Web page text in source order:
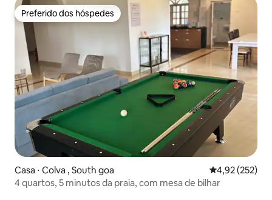
Preferido dos hóspedes
Preferido dos hóspedes
Casa ⋅ Colva , South goa 4,92 de uma
4,92 (252)
4 quartos, 5 minutos da praia, com mesa de bilhar